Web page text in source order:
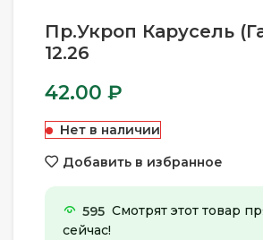
Пр.Укроп Карусель
12.26
42.00 ₽
Нет в наличии
Добавить в избранное
595 Смотрят этот товар
сейчас!